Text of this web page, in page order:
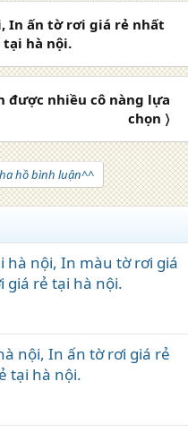
In ấn tờ rơi giá rẻ nhất
hà nội.
được nhiều cô nàng lựa
chọn 〉
hồ bình luận^^
hà nội, In màu tờ rơi giá
giá rẻ tại hà nội.
nội, In ấn tờ rơi giá rẻ
tại hà nội.